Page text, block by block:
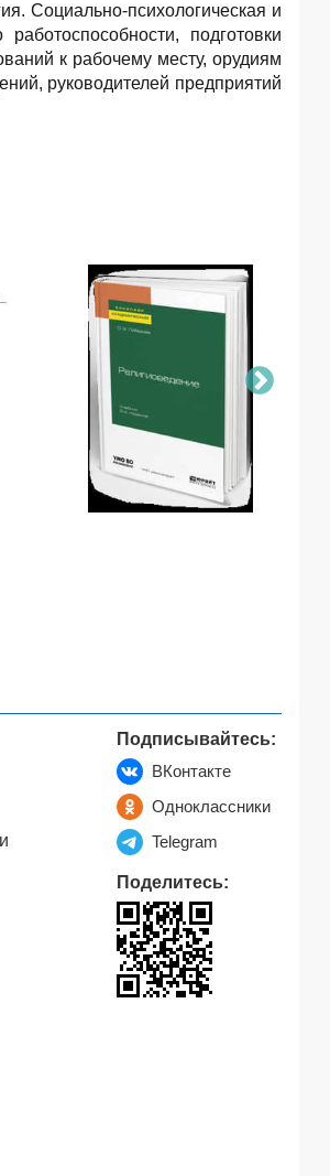
Социально-психологическая и
подготовки
к рабочему месту, орудиям
руководителей предприятий
Подписывайтесь:
ВКонтакте
Одноклассники
Telegram
Поделитесь: